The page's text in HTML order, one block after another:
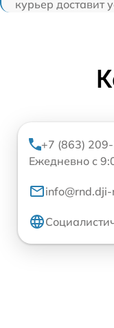
курьер доставит
+7 (863)
Ежедневно с